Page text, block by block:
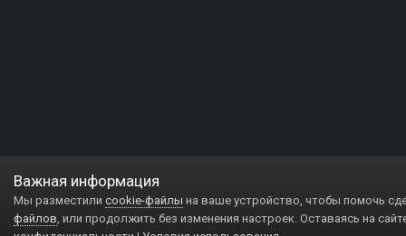
Важная информация
Мы разместили cookie-файлы на ваше устройство, чтобы помочь
файлов, или продолжить без изменения настроек. Оставаясь на